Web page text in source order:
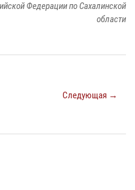
Федерации по Сахалинской
области
Следующая →